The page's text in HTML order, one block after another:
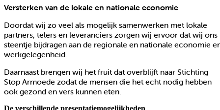
Versterken van de lokale en nationale economie
Doordat wij zo veel als mogelijk samenwerken met lokale
partners, telers en leveranciers zorgen wij ervoor dat wij ons
steentje bijdragen aan de regionale en nationale economie
werkgelegenheid.
Daarnaast brengen wij het fruit dat overblijft naar Stichting
Stop Armoede zodat de mensen die het echt nodig hebben
ook gezond en vers kunnen eten.
De verschillende presentatiemogelijkheden